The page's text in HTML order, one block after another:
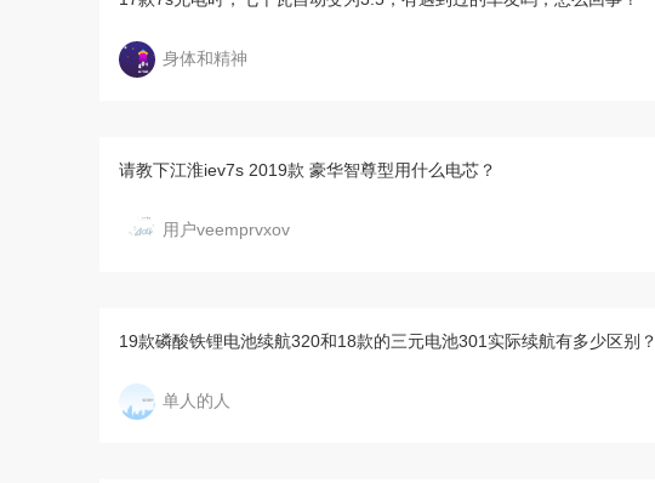
身体和精神
请教下江淮iev7s 2019款 豪华智尊型用什么电芯？
用户veemprvxov
19款磷酸铁锂电池续航320和18款的三元电池301实际续航有多少区别？
单人的人